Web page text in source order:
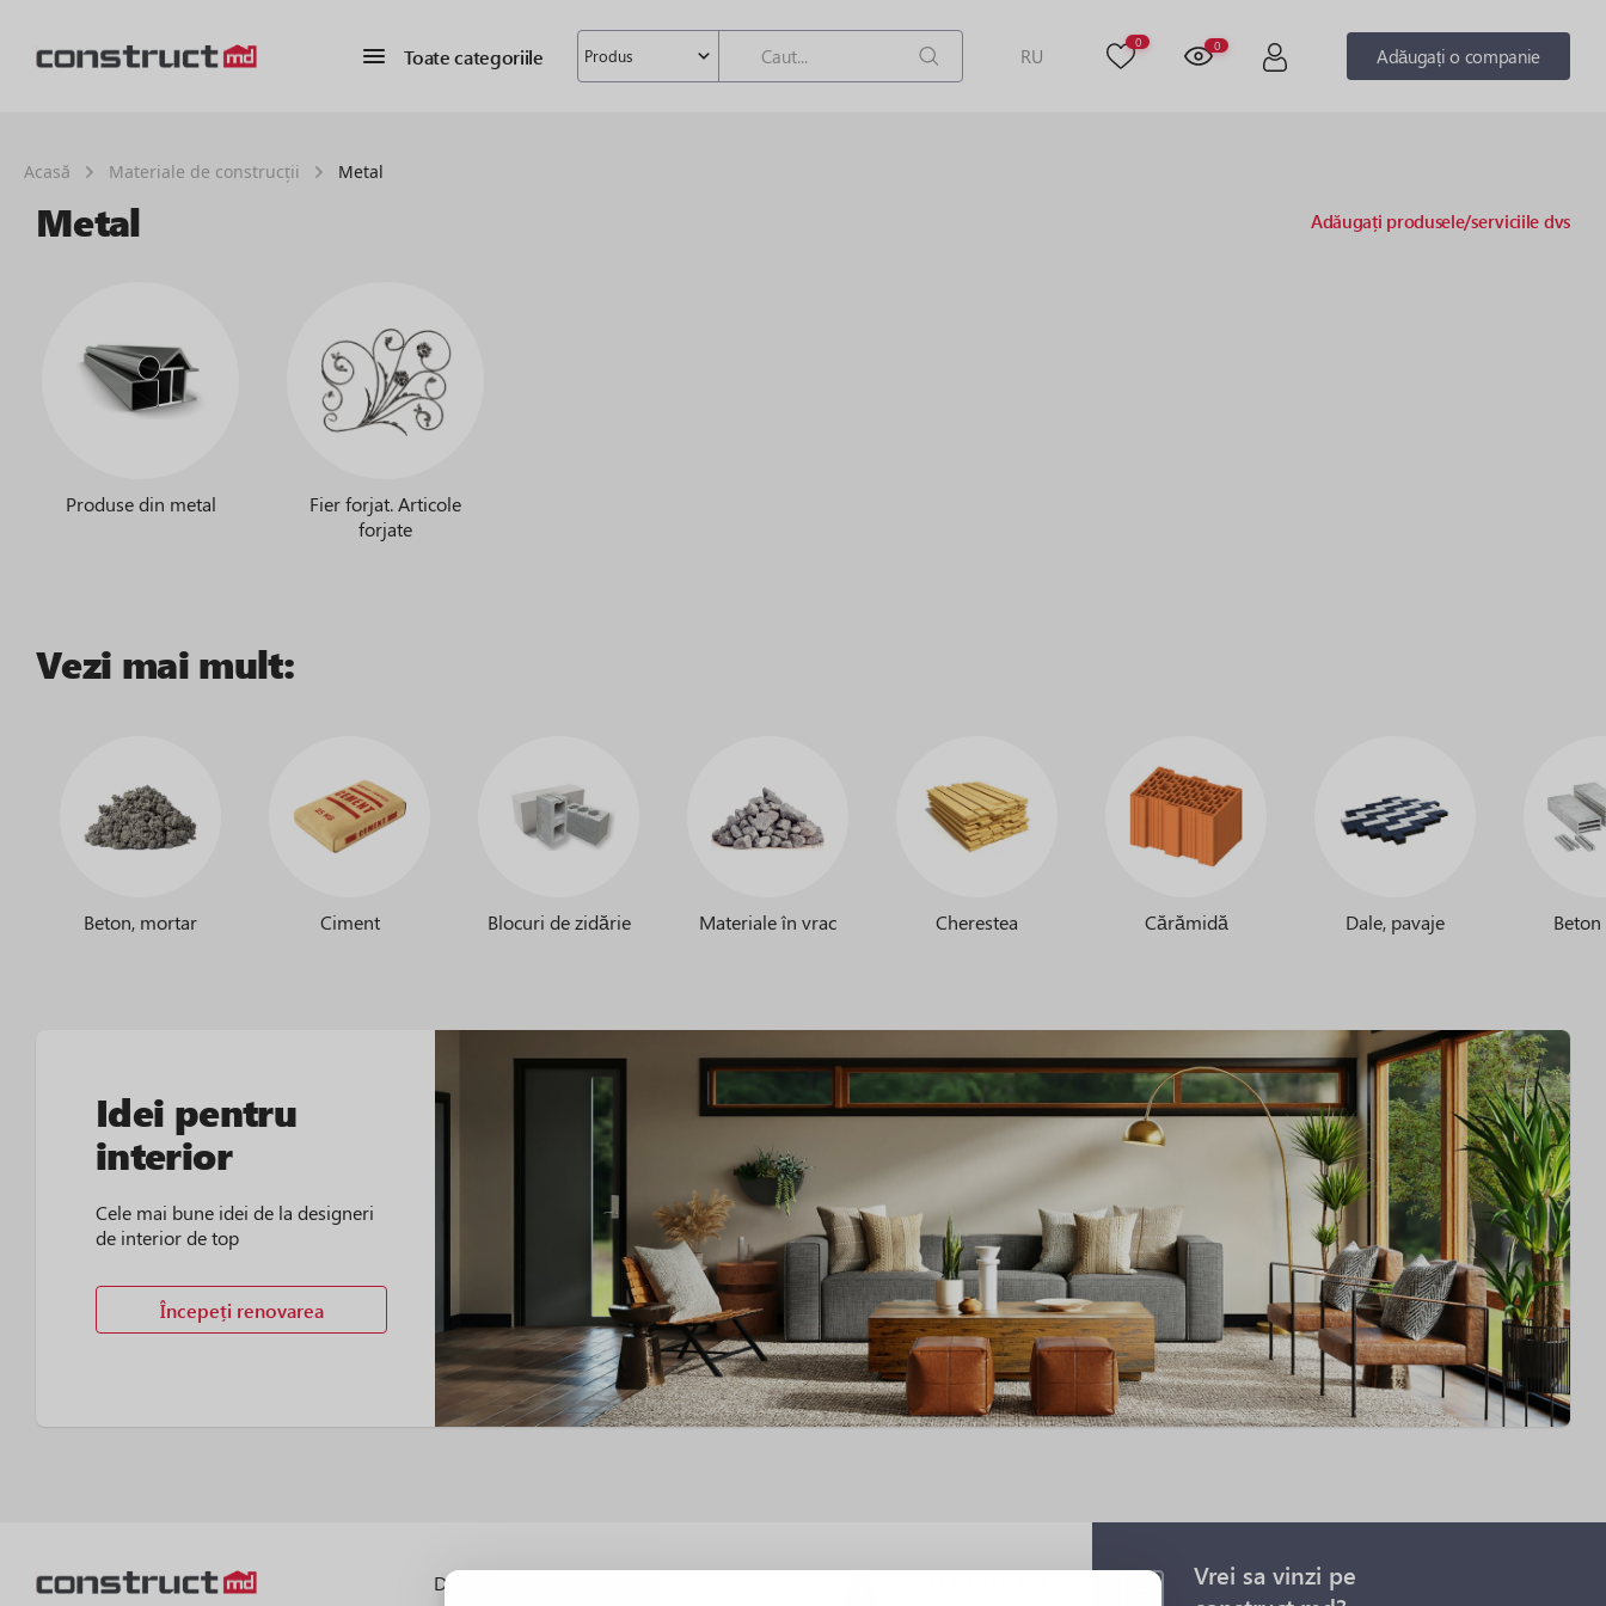
Toate categoriile Produs RU
0 0 Adăugați o companie
Acasă Materiale de construcții Metal
Metal Adăugați produsele/serviciile dvs
Produse din metal
Fier forjat. Articole
forjate
Vezi mai mult:
Beton, mortar Ciment Blocuri de zidărie Materiale în vrac Cherestea Cărămidă Dale, pavaje
Idei pentru
interior
Cele mai bune idei de la designeri
de interior de top
Începeți renovarea
Despre portal
Vrei sa vinzi pe